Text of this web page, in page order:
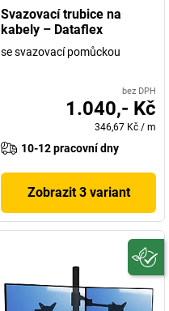
Svazovací trubice na
kabely – Dataflex
se svazovací pomůckou
bez DPH
1.040,- Kč
346,67 Kč / m
10-12 pracovní dny
Zobrazit 3 variant